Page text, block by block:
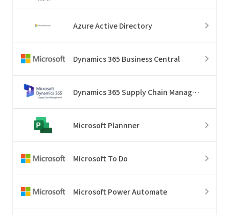
Azure Active Directory
Dynamics 365 Business Central
Dynamics 365 Supply Chain Management
Microsoft Plannner
Microsoft To Do
Microsoft Power Automate